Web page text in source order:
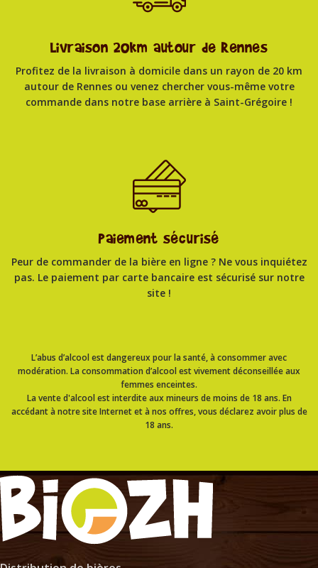
Livraison 20km autour de Rennes
Profitez de la livraison à domicile dans un rayon de 20 km
autour de Rennes ou venez chercher vous-même votre
commande dans notre base arrière à Saint-Grégoire !
Paiement sécurisé
Peur de commander de la bière en ligne ? Ne vous inquiétez
pas. Le paiement par carte bancaire est sécurisé sur notre
site !
L’abus d’alcool est dangereux pour la santé, à consommer avec
modération. La consommation d’alcool est vivement déconseillée aux
femmes enceintes.
La vente d'alcool est interdite aux mineurs de moins de 18 ans. En
accédant à notre site Internet et à nos offres, vous déclarez avoir plus de
18 ans.